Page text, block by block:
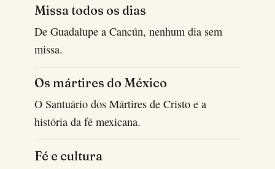
Missa todos os dias
De Guadalupe a Cancún, nenhum dia sem
missa.
Os mártires do México
O Santuário dos Mártires de Cristo e a
história da fé mexicana.
Fé e cultura